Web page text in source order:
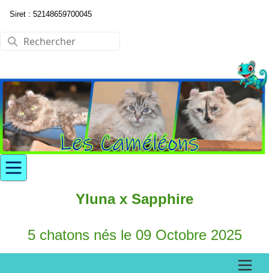
Siret : 52148659700045
Yluna x Sapphire
5 chatons nés le 09 Octobre 2025